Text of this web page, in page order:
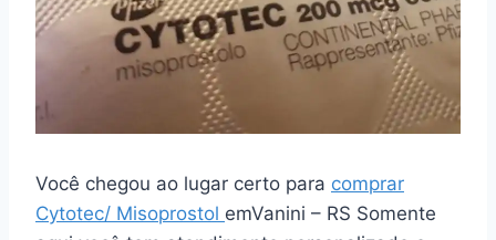
Você chegou ao lugar certo para comprar
Cytotec/ Misoprostol emVanini – RS Somente